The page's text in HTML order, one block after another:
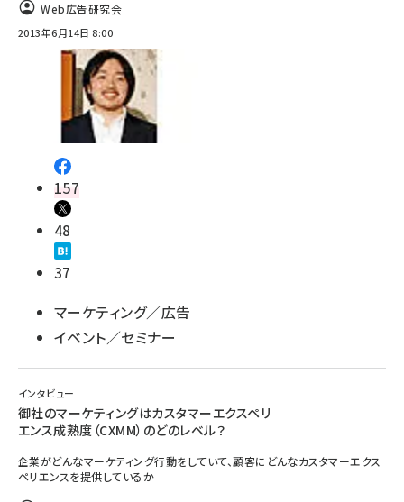
Web広告研究会
2013年6月14日 8:00
157
48
37
マーケティング／広告
イベント／セミナー
インタビュー
御社のマーケティングはカスタマーエクスペリ
エンス成熟度（CXMM）のどのレベル？
企業がどんなマーケティング行動をしていて、顧客にどんなカスタマーエクス
ペリエンスを提供しているか